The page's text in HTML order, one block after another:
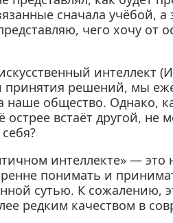
сначала учёбой,
чего хочу от
интеллект
принятия решений, мы
наше общество. Однако,
встаёт другой, не
интеллекте» — это
понимать и
сутью. К сожалению,
редким качеством в